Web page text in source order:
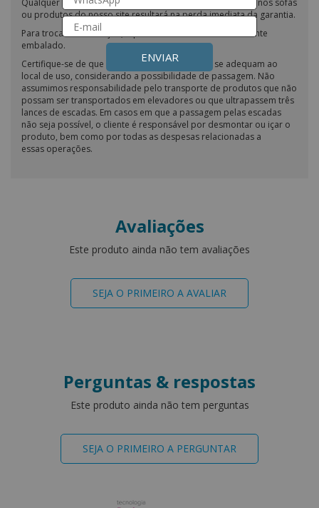
Qualquer tentativa de impermeabilização ou modificação nos sofás
ou produtos do nosso site resultará na perda imediata da garantia.
Para troca ou devolução, o produto deve estar devidamente
embalado.
Certifique-se de que as dimensões do produto se adequam ao
local de uso, considerando a possibilidade de passagem. Não
assumimos responsabilidade pelo transporte de produtos que não
possam ser transportados em elevadores ou que ultrapassem três
lances de escadas. Em casos em que a passagem pelas escadas
não seja possível, o cliente é responsável por desmontar ou içar o
produto, bem como por todas as despesas relacionadas a
essas operações.
Avaliações
Este produto ainda não tem avaliações
SEJA O PRIMEIRO A AVALIAR
Perguntas & respostas
Este produto ainda não tem perguntas
SEJA O PRIMEIRO A PERGUNTAR
ENVIAR